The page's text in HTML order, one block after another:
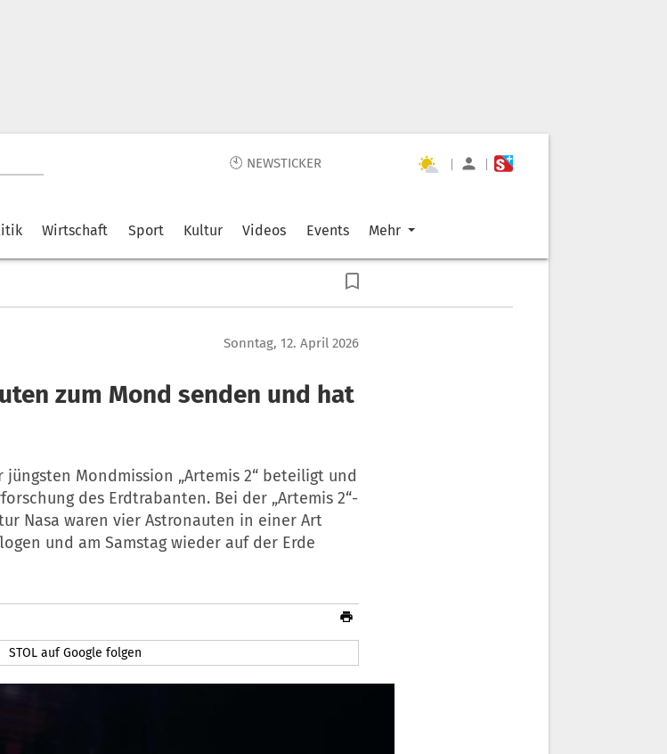
🕙 NEWSTICKER | |
Wirtschaft Sport Kultur Videos Events Mehr
Sonntag, 12. April 2026
zum Mond senden und hat
Mondmission „Artemis 2“ beteiligt und
des Erdtrabanten. Bei der „Artemis 2“-
Nasa waren vier Astronauten in einer Art
und am Samstag wieder auf der Erde
STOL auf Google folgen